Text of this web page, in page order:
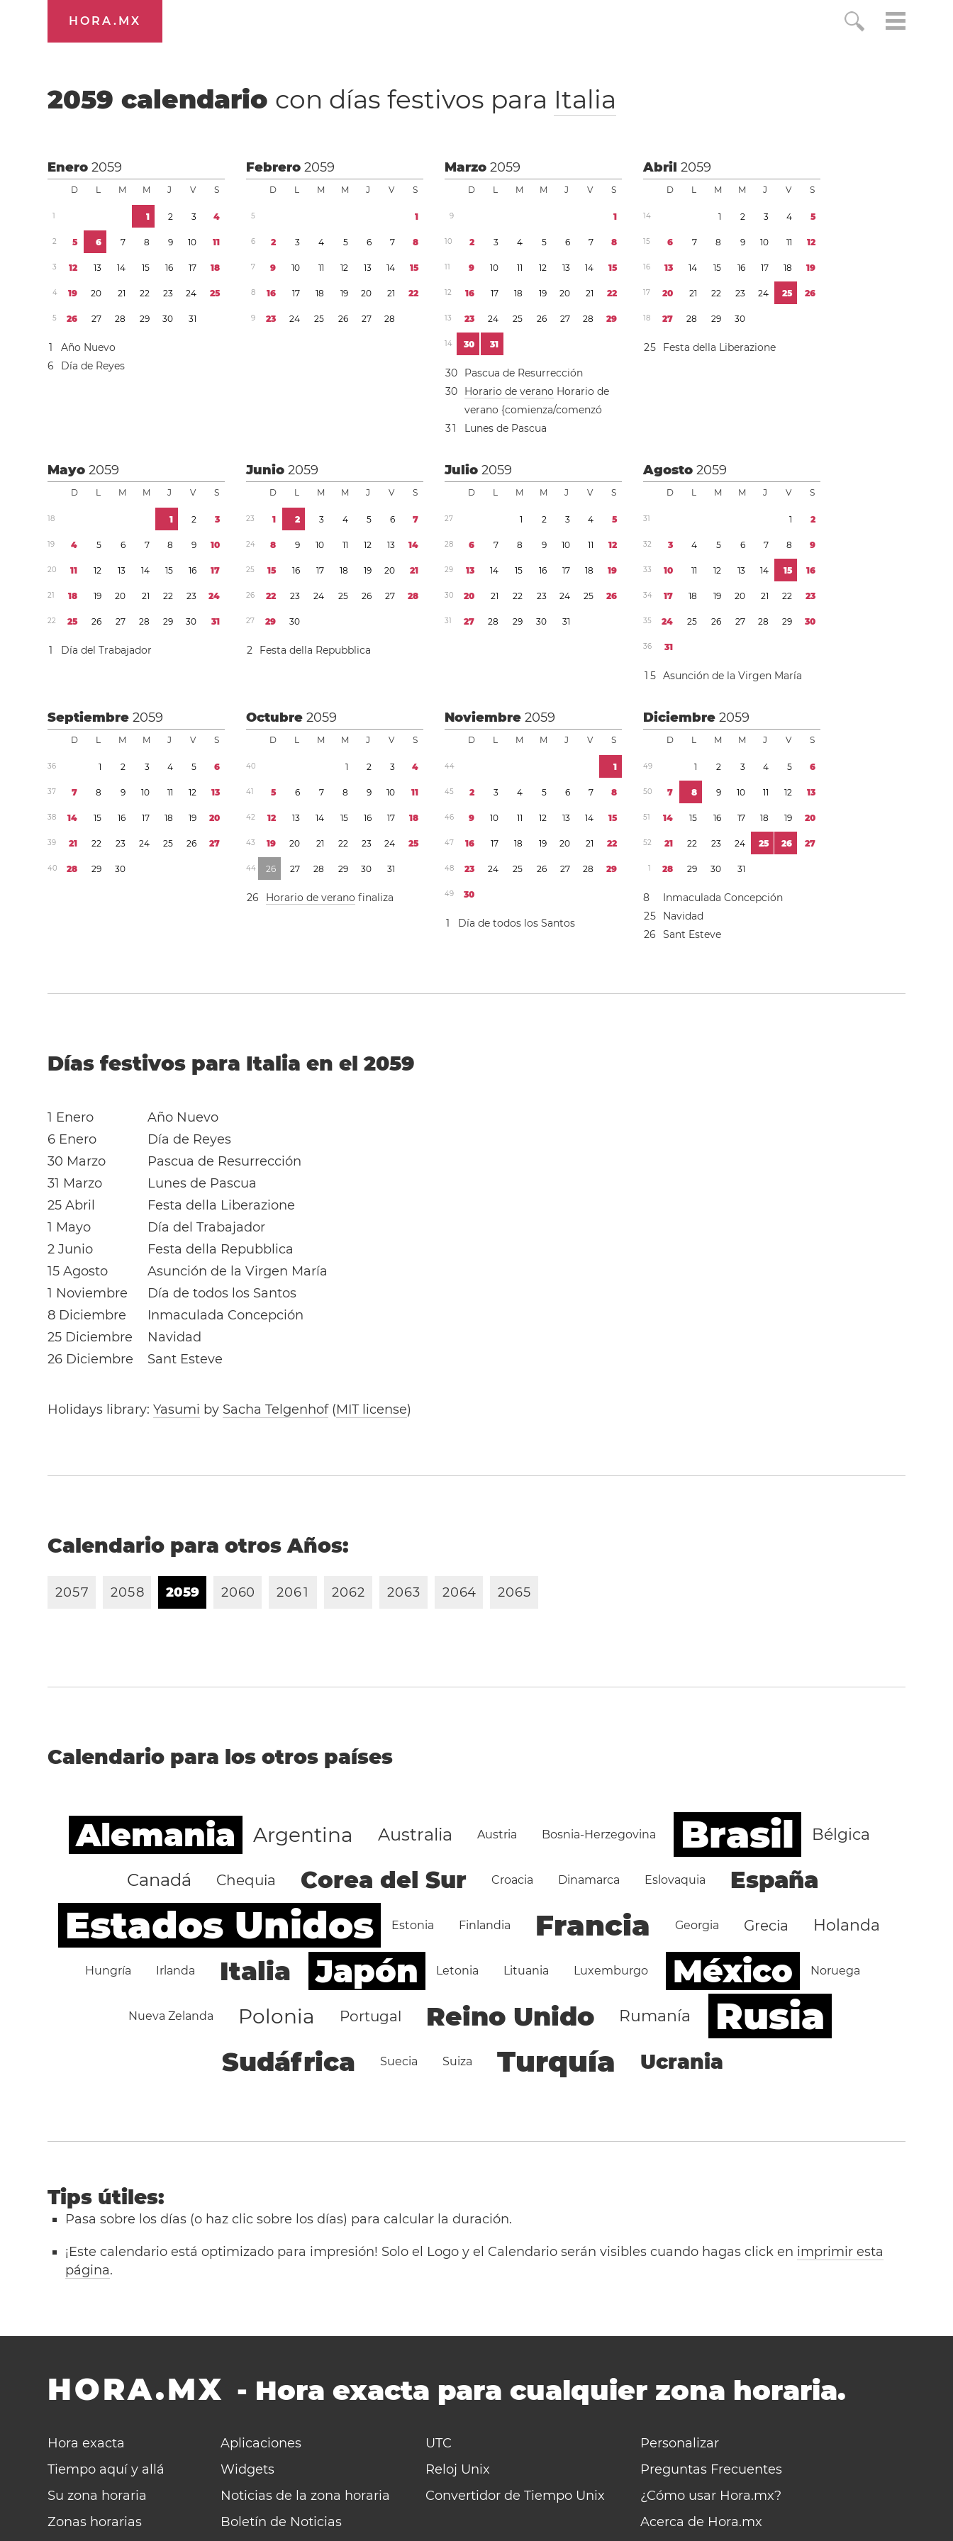
HORA.MX
2059 calendario con días festivos para Italia
Enero2059
D L M M J V S
1 1 2 3 4
2 5 6 7 8 9 10 11
3 12 13 14 15 16 17 18
4 19 20 21 22 23 24 25
5 26 27 28 29 30 31
1
Año Nuevo
6
Día de Reyes
Febrero2059
D L M M J V S
5 1
6 2 3 4 5 6 7 8
7 9 10 11 12 13 14 15
8 16 17 18 19 20 21 22
9 23 24 25 26 27 28
Marzo2059
D L M M J V S
9 1
10 2 3 4 5 6 7 8
11 9 10 11 12 13 14 15
12 16 17 18 19 20 21 22
13 23 24 25 26 27 28 29
14 30 31
30
Pascua de Resurrección
30 Horario de verano Horario de
verano {comienza/comenzó
31 Lunes de Pascua
Abril2059
D L M M J V S
14 1 2 3 4 5
15 6 7 8 9 10 11 12
16 13 14 15 16 17 18 19
17 20 21 22 23 24 25 26
18 27 28 29 30
25 Festa della Liberazione
Mayo2059
D L M M J V S
18 1 2 3
19 4 5 6 7 8 9 10
20 11 12 13 14 15 16 17
21 18 19 20 21 22 23 24
22 25 26 27 28 29 30 31
1 Día del Trabajador
Junio2059
D L M M J V S
23 1 2 3 4 5 6 7
24 8 9 10 11 12 13 14
25 15 16 17 18 19 20 21
26 22 23 24 25 26 27 28
27 29 30
2 Festa della Repubblica
Julio2059
D L M M J V S
27 1 2 3 4 5
28 6 7 8 9 10 11 12
29 13 14 15 16 17 18 19
30 20 21 22 23 24 25 26
31 27 28 29 30 31
Agosto2059
D L M M J V S
31 1 2
32 3 4 5 6 7 8 9
33 10 11 12 13 14 15 16
34 17 18 19 20 21 22 23
35 24 25 26 27 28 29 30
36 31
1 5 Asunción de la Virgen María
Septiembre2059
D L M M J V S
36 1 2 3 4 5 6
37 7 8 9 10 11 12 13
38 14 15 16 17 18 19 20
39 21 22 23 24 25 26 27
40 28 29 30
Octubre2059
D L M M J V S
40 1 2 3 4
41 5 6 7 8 9 10 11
42 12 13 14 15 16 17 18
43 19 20 21 22 23 24 25
44 26 27 28 29 30 31
26 Horario de verano finaliza
Noviembre2059
D L M M J V S
44 1
45 2 3 4 5 6 7 8
46 9 10 11 12 13 14 15
47 16 17 18 19 20 21 22
48 23 24 25 26 27 28 29
49 30
1 Día de todos los Santos
Diciembre2059
D L M M J V S
49 1 2 3 4 5 6
50 7 8 9 10 11 12 13
51 14 15 16 17 18 19 20
52 21 22 23 24 25 26 27
1 28 29 30 31
8
Inmaculada Concepción
25
Navidad
26 Sant Esteve
Días festivos para Italia en el 2059
1 Enero
Año Nuevo
6 Enero
Día de Reyes
30 Marzo
Pascua de Resurrección
31 Marzo
Lunes de Pascua
25 Abril
Festa della Liberazione
1 Mayo
Día del Trabajador
2 Junio
Festa della Repubblica
15 Agosto
Asunción de la Virgen María
1 Noviembre
Día de todos los Santos
8 Diciembre
Inmaculada Concepción
25 Diciembre
Navidad
26 Diciembre
Sant Esteve
Holidays library:Yasumi by Sacha Telgenhof(MIT license)
Calendario para otros Años:
2057 2058 2059 2060 2061 2062 2063 2064 2065
Calendario para los otros países
Alemania Argentina Australia Austria Bosnia-Herzegovina Brasil Bélgica
Canadá Chequia Corea del Sur Croacia Dinamarca Eslovaquia España
Estados Unidos Estonia Finlandia Francia Georgia Grecia Holanda
Hungría Irlanda Italia Japón Letonia Lituania Luxemburgo México Noruega
Nueva Zelanda Polonia Portugal Reino Unido Rumanía Rusia
Sudáfrica Suecia Suiza Turquía Ucrania
Tips útiles:
Pasa sobre los días (o haz clic sobre los días) para calcular la duración.
¡Este calendario está optimizado para impresión! Solo el Logo y el Calendario serán visibles cuando hagas click en imprimir esta
página.
HORA.MX - Hora exacta para cualquier zona horaria.
Hora exacta
Tiempo aquí y allá
Su zona horaria
Zonas horarias
Aplicaciones
Widgets
Noticias de la zona horaria
Boletín de Noticias
UTC
Reloj Unix
Convertidor de Tiempo Unix
Personalizar
Preguntas Frecuentes
¿Cómo usar Hora.mx?
Acerca de Hora.mx